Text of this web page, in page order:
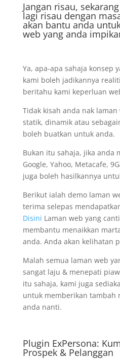
Jangan risau,
lagi risau dengan
akan bantu anda
web yang anda
Ya, apa-apa sahaja konsep
kami boleh jadikannya
beritahu kami keperluan
Tidak kisah anda nak
statik, dinamik atau
boleh buatkan untuk anda.
Bukan itu sahaja, jika anda
Google, Yahoo, Metacafe,
juga boleh hasilkannya
Berikut ialah demo laman
terima selepas
Disini Laman web yang
membantu menaikkan
anda. Anda akan kelihatan
Malah semua laman web
sangat laju & menepati
itu sahaja, kami juga
untuk memberikan tambah
anda nanti.
Plugin ExPersona:
Prospek & Pelanggan